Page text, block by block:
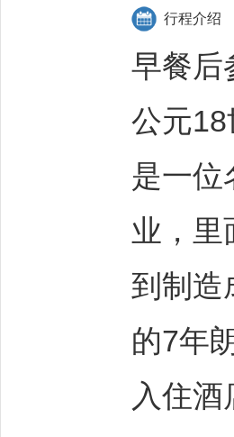
行程介绍
早餐后
公元
是一位
业，里
到制造
的7年
入住酒